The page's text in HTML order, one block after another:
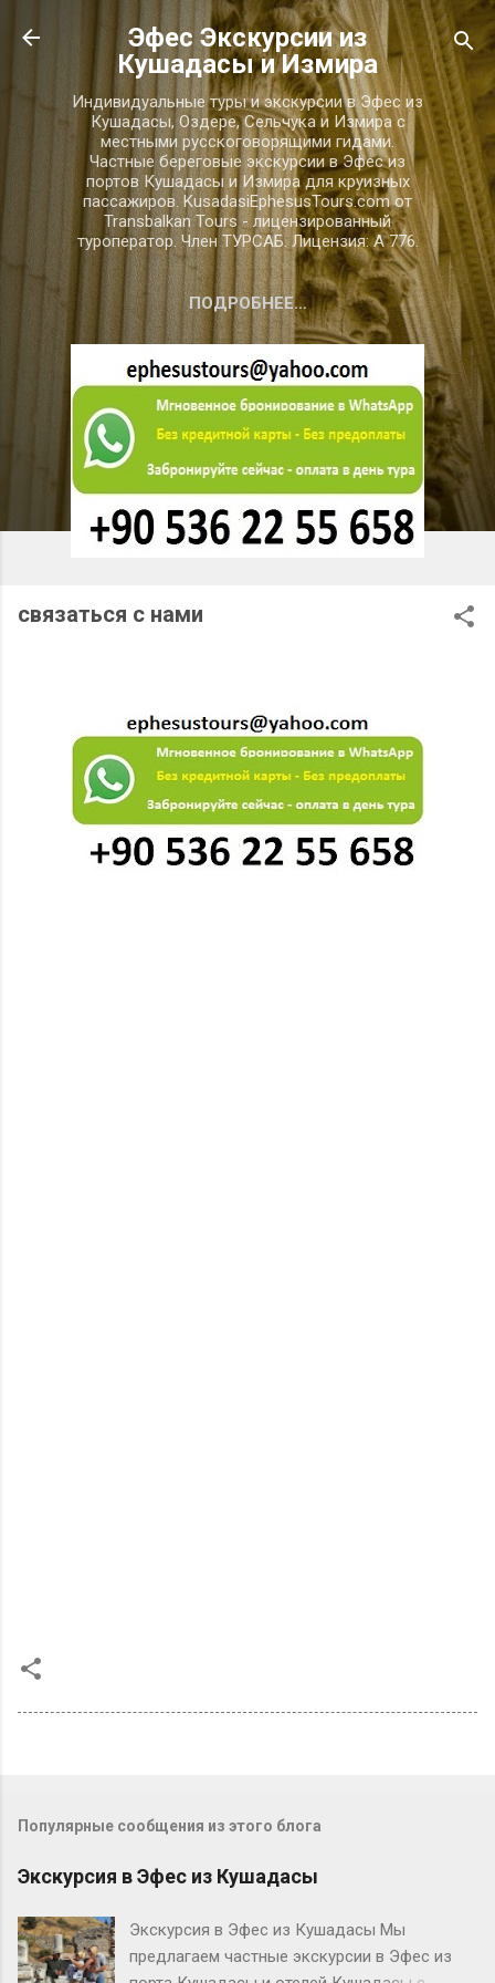
К основному контенту
Эфес Экскурсии из
Кушадасы и Измира
Индивидуальные туры и экскурсии в Эфес из
Кушадасы, Оздере, Сельчука и Измира с
местными русскоговорящими гидами.
Частные береговые экскурсии в Эфес из
портов Кушадасы и Измира для круизных
пассажиров. KusadasiEphesusTours.com от
Transbalkan Tours - лицензированный
туроператор. Член ТУРСАБ. Лицензия: A 776.
ПОДРОБНЕЕ…
связаться с нами
Популярные сообщения из этого блога
Экскурсия в Эфес из Кушадасы
Экскурсия в Эфес из Кушадасы Мы
предлагаем частные экскурсии в Эфес из